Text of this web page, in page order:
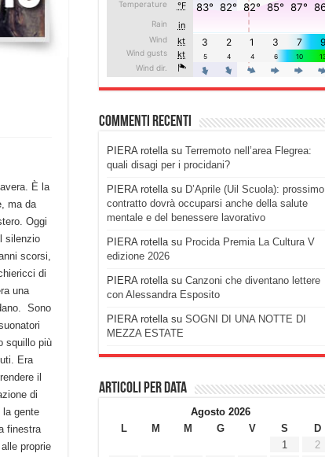
È la
ma da
Oggi
silenzio
scorsi,
di
una
Sono
squillo più
Era
il
di
la gente
finestra
proprie
Commenti recenti
PIERA rotellasu Terremoto nell’area Flegrea:
quali disagi per i procidani?
PIERA rotellasu D’Aprile (Uil Scuola): prossimo
contratto dovrà occuparsi anche della salute
mentale e del benessere lavorativo
PIERA rotellasu Procida Premia La Cultura V
edizione 2026
PIERA rotellasu Canzoni che diventano lettere
con Alessandra Esposito
PIERA rotellasu SOGNI DI UNA NOTTE DI
MEZZA ESTATE
Articoli per data
Agosto 2026
L
M M G V S
D
1
2